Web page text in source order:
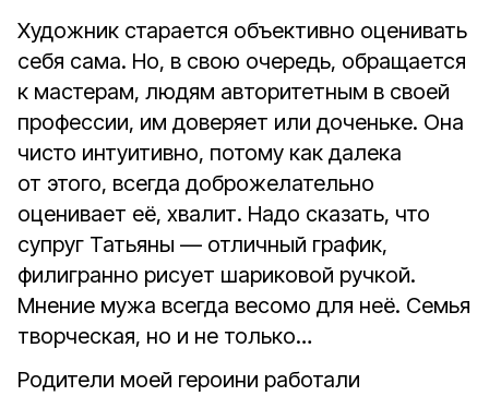
Художник старается объективно оценивать
себя сама. Но, в свою очередь, обращается
к мастерам, людям авторитетным в своей
профессии, им доверяет или доченьке. Она
чисто интуитивно, потому как далека
от этого, всегда доброжелательно
оценивает её, хвалит. Надо сказать, что
супруг Татьяны — отличный график,
филигранно рисует шариковой ручкой.
Мнение мужа всегда весомо для неё. Семья
творческая, но и не только…
Родители моей героини работали